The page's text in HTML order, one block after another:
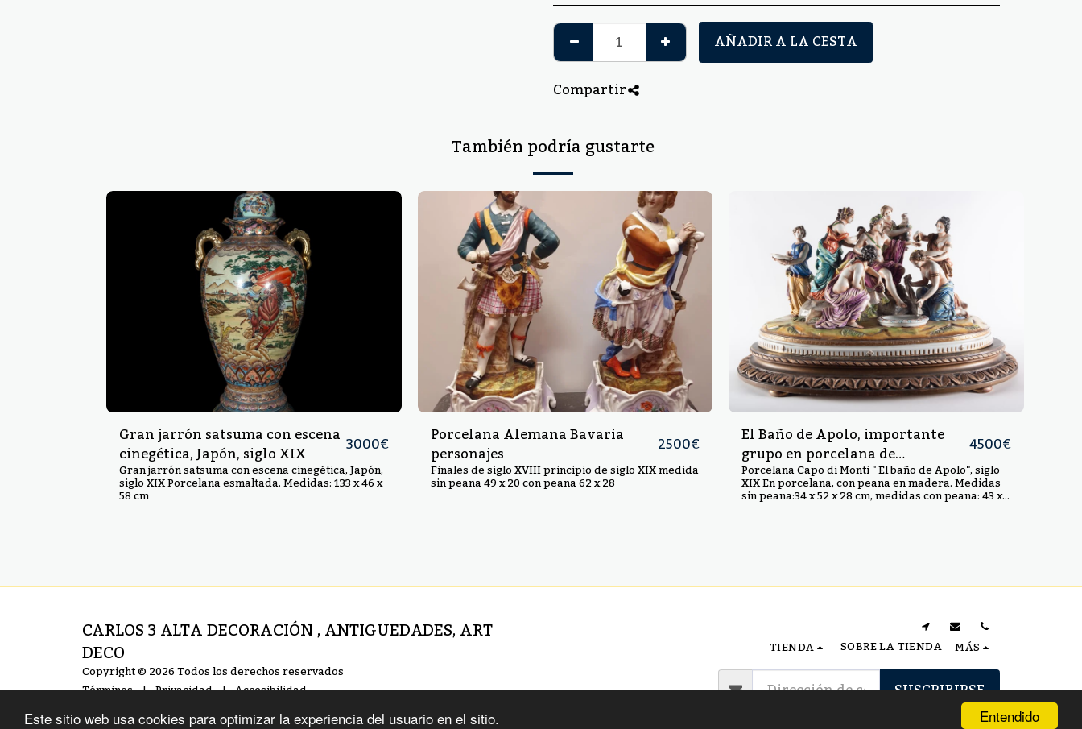
Entendido
Este sitio web usa cookies para optimizar la experiencia del usuario en el sitio.
AÑADIR A LA CESTA
Compartir
También podría gustarte
Gran jarrón satsuma con escena
cinegética, Japón, siglo XIX 3000€
Gran jarrón satsuma con escena cinegética, Japón,
siglo XIX Porcelana esmaltada. Medidas: 133 x 46 x
58 cm
Porcelana Alemana Bavaria
personajes 2500€
Finales de siglo XVIII principio de siglo XIX medida
sin peana 49 x 20 con peana 62 x 28
El Baño de Apolo, importante
grupo en porcelana de
Capodimonte, Siglo XIX
4500€
Porcelana Capo di Monti " El baño de Apolo", siglo
XIX En porcelana, con peana en madera. Medidas
sin peana:34 x 52 x 28 cm, medidas con peana: 43 x
64 x 39 cm
CARLOS 3 ALTA DECORACIÓN , ANTIGUEDADES, ART
DECO
Copyright © 2026 Todos los derechos reservados
Términos|Privacidad|Accesibilidad
TIENDA SOBRE LA TIENDA MÁS
SUSCRIBIRSE